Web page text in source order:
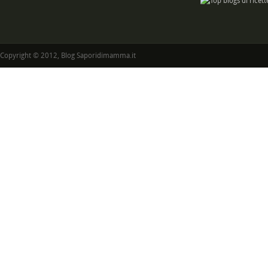
Copyright © 2012, Blog Saporidimamma.it